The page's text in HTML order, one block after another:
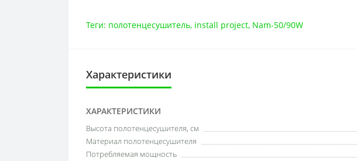
Теги: полотенцесушитель, install project, Nam-50/90W
Характеристики
ХАРАКТЕРИСТИКИ
Высота полотенцесушителя, см
Материал полотенцесушителя
Потребляемая мощность